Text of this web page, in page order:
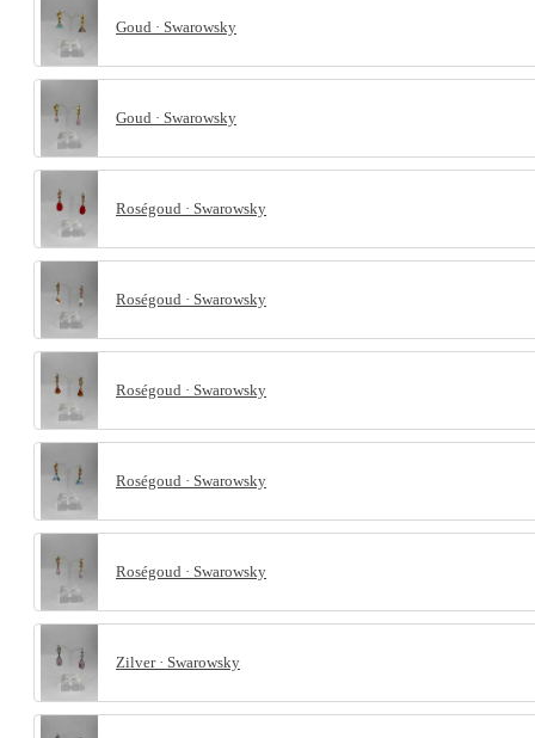
Goud · Swarowsky
Goud · Swarowsky
Roségoud · Swarowsky
Roségoud · Swarowsky
Roségoud · Swarowsky
Roségoud · Swarowsky
Roségoud · Swarowsky
Zilver · Swarowsky